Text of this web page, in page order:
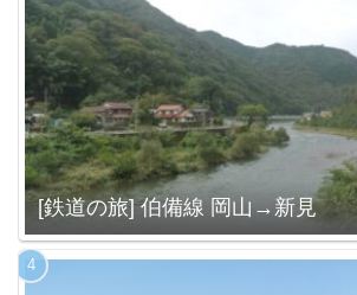
[鉄道の旅] 伯備線 岡山→新見